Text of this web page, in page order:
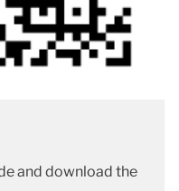
and download the